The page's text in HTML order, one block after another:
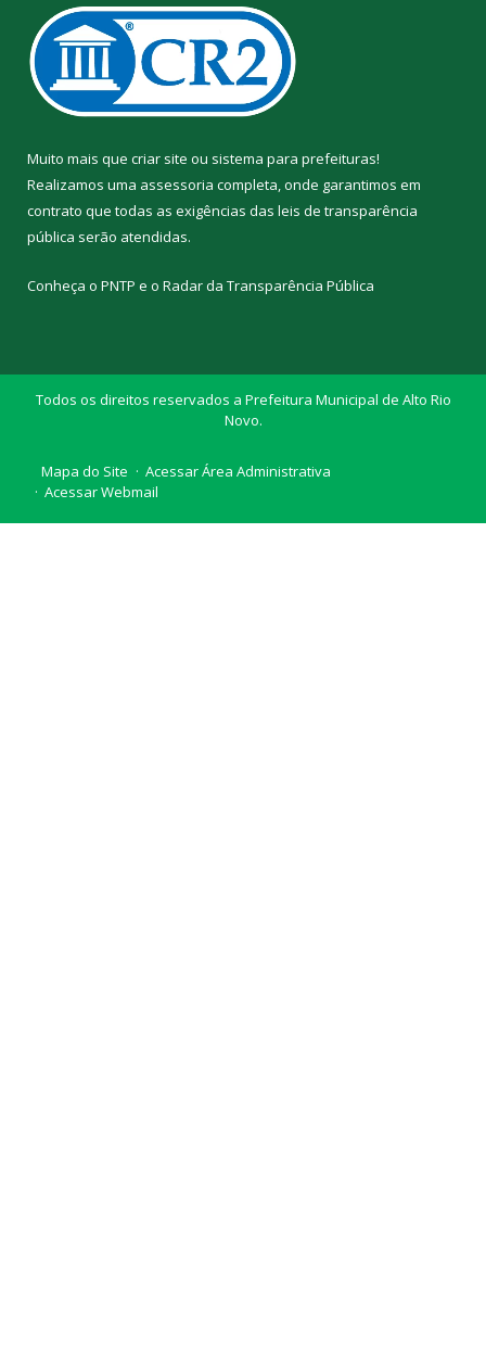
Muito mais que criar site ou sistema para prefeituras!
Realizamos uma assessoria completa, onde garantimos em
contrato que todas as exigências das leis de transparência
pública serão atendidas.
Conheça o PNTP e o Radar da Transparência Pública
Todos os direitos reservados a Prefeitura Municipal de Alto Rio
Novo.
Mapa do Site
Acessar Área Administrativa
Acessar Webmail